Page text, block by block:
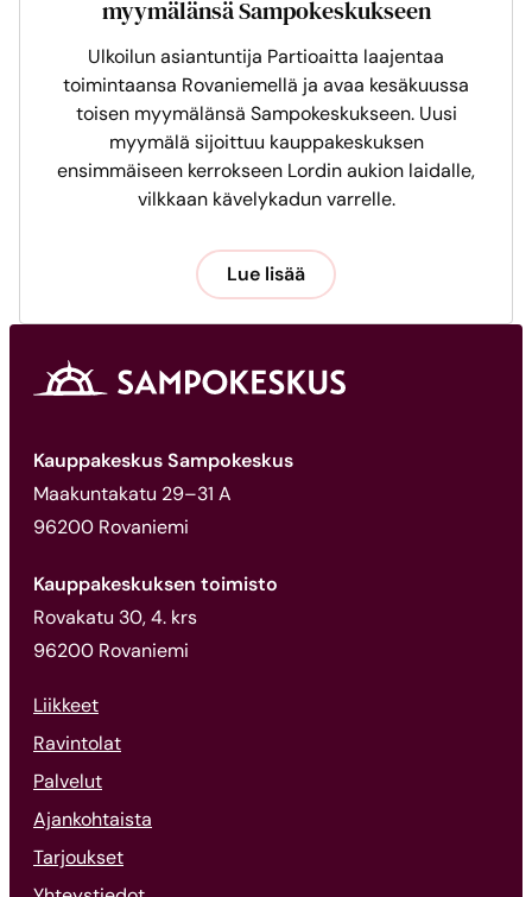
myymälänsä Sampokeskukseen
Ulkoilun asiantuntija Partioaitta laajentaa
toimintaansa Rovaniemellä ja avaa kesäkuussa
toisen myymälänsä Sampokeskukseen. Uusi
myymälä sijoittuu kauppakeskuksen
ensimmäiseen kerrokseen Lordin aukion laidalle,
vilkkaan kävelykadun varrelle.
Lue lisää
Kauppakeskus Sampokeskus
Maakuntakatu 29–31 A
96200 Rovaniemi
Kauppakeskuksen toimisto
Rovakatu 30, 4. krs
96200 Rovaniemi
Liikkeet
Ravintolat
Palvelut
Ajankohtaista
Tarjoukset